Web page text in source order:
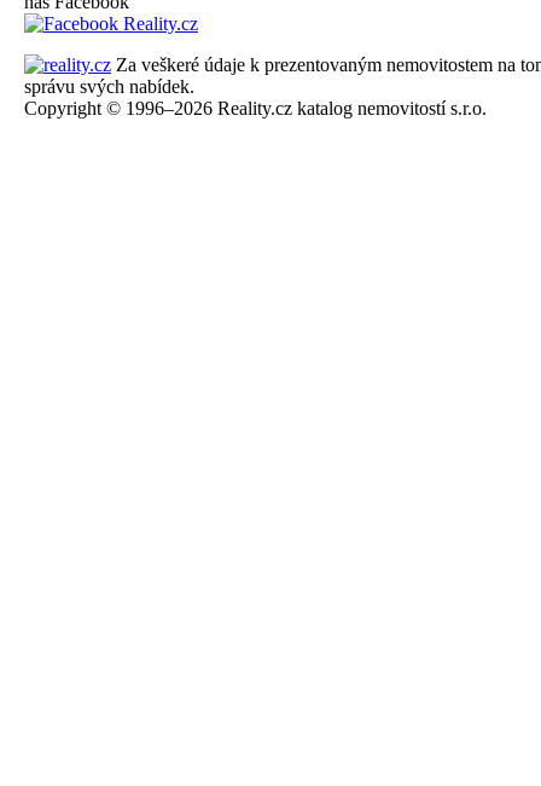
Za veškeré údaje k prezentovaným nemovitostem na
správu svých nabídek.
Copyright © 1996–2026 Reality.cz katalog nemovitostí s.r.o.